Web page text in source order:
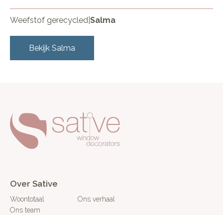
Weefstof gerecycled Salma
Bekijk Salma
Over Sative
Woontotaal
Ons verhaal
Ons team